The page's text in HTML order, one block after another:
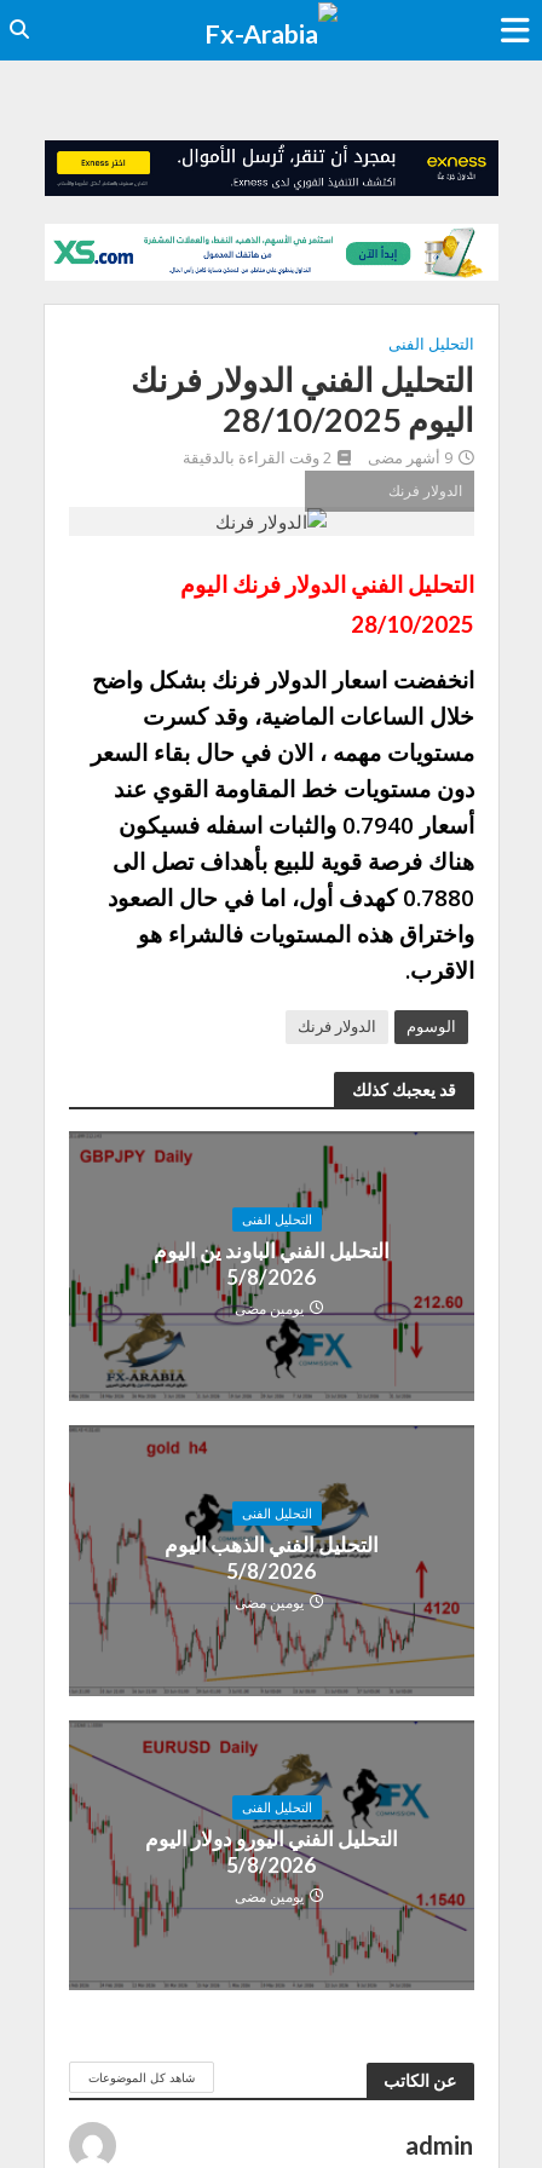
التحليل الفنى
التحليل الفني الدولار فرنك
اليوم 28/10/2025
9 أشهر مضى
2 وقت القراءة بالدقيقة
الدولار فرنك
التحليل الفني الدولار فرنك اليوم
28/10/2025
انخفضت اسعار الدولار فرنك بشكل واضح
خلال الساعات الماضية، وقد كسرت
مستويات مهمه ، الان في حال بقاء السعر
دون مستويات خط المقاومة القوي عند
أسعار 0.7940 والثبات اسفله فسيكون
هناك فرصة قوية للبيع بأهداف تصل الى
0.7880 كهدف أول، اما في حال الصعود
واختراق هذه المستويات فالشراء هو
الاقرب.
الوسوم الدولار فرنك
قد يعجبك كذلك
التحليل الفنى
التحليل الفني الباوند ين اليوم
5/8/2026
يومين مضى
التحليل الفنى
التحليل الفني الذهب اليوم
5/8/2026
يومين مضى
التحليل الفنى
التحليل الفني اليورو دولار اليوم
5/8/2026
يومين مضى
عن الكاتب شاهد كل الموضوعات
admin